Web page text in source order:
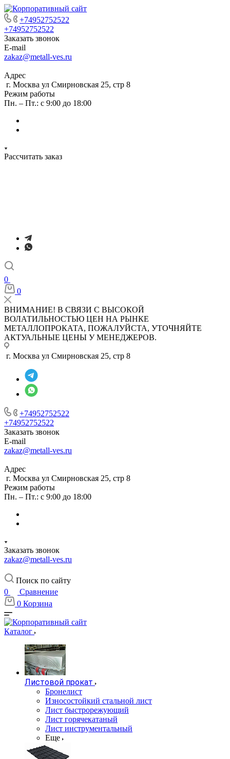
+74952752522
+74952752522
Заказать звонок
E-mail
zakaz@metall-ves.ru
Адрес
г. Москва ул Смирновская 25, стр 8
Режим работы
Пн. – Пт.: с 9:00 до 18:00
Рассчитать заказ
0
0
ВНИМАНИЕ! В СВЯЗИ С ВЫСОКОЙ
ВОЛАТИЛЬНОСТЬЮ ЦЕН НА РЫНКЕ
МЕТАЛЛОПРОКАТА, ПОЖАЛУЙСТА, УТОЧНЯЙТЕ
АКТУАЛЬНЫЕ ЦЕНЫ У МЕНЕДЖЕРОВ.
г. Москва ул Смирновская 25, стр 8
+74952752522
+74952752522
Заказать звонок
E-mail
zakaz@metall-ves.ru
Адрес
г. Москва ул Смирновская 25, стр 8
Режим работы
Пн. – Пт.: с 9:00 до 18:00
Заказать звонок
zakaz@metall-ves.ru
Поиск по сайту
0
Сравнение
0 Корзина
Каталог
Листовой прокат
Бронелист
Износостойкий стальной лист
Лист быстрорежующий
Лист горячекатаный
Лист инструментальный
Еще